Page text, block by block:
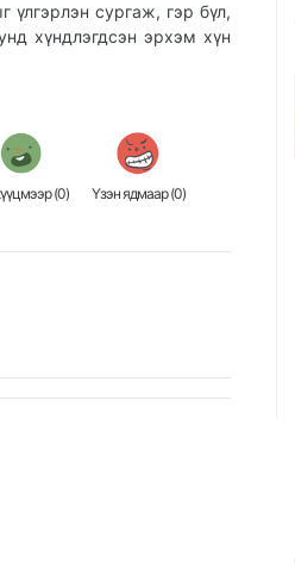
үлгэрлэн сургаж, гэр бүл,
хүндлэгдсэн эрхэм хүн
(0) Үзэн ядмаар (0)